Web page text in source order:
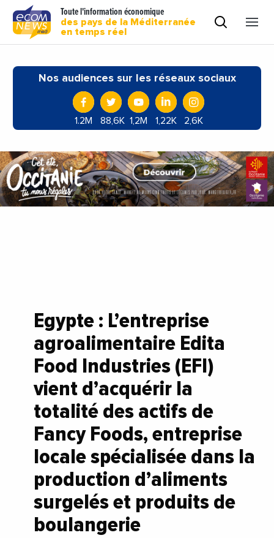
Toute l'information économique
des pays de la Méditerranée
en temps réel
Nos audiences sur les réseaux sociaux
1.2M 88,6K 1,2M 1,22K 2,6K
Egypte : L’entreprise
agroalimentaire Edita
Food Industries (EFI)
vient d’acquérir la
totalité des actifs de
Fancy Foods, entreprise
locale spécialisée dans la
production d’aliments
surgelés et produits de
boulangerie